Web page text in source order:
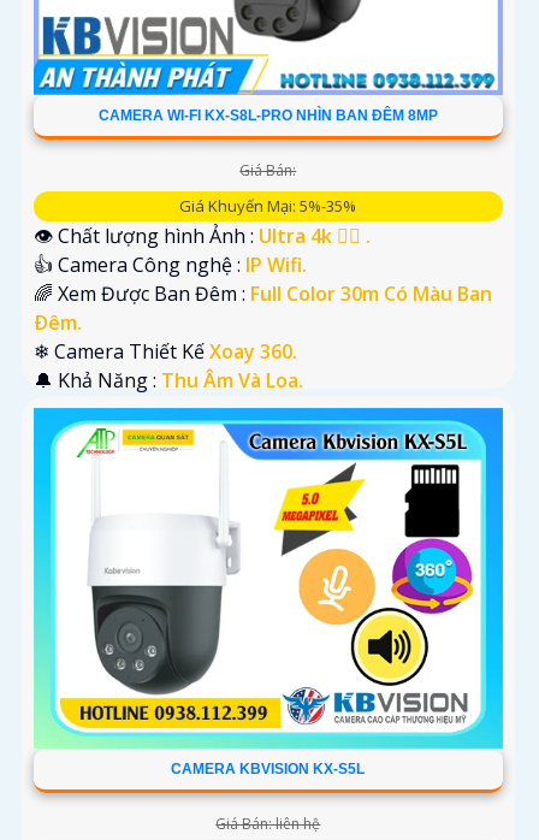
CAMERA WI-FI KX-S8L-PRO NHÌN BAN ĐÊM 8MP
Giá Bán:
Giá Khuyến Mại: 5%-35%
👁 Chất lượng hình Ảnh : Ultra 4k 👍🏾 .
👍 Camera Công nghệ : IP Wifi.
🌈 Xem Được Ban Đêm : Full Color 30m Có Màu Ban
Ðêm.
❄ Camera Thiết KếXoay 360.
️🔔 Khả Năng : Thu Âm Và Loa.
CAMERA KBVISION KX-S5L
Giá Bán: liên hệ